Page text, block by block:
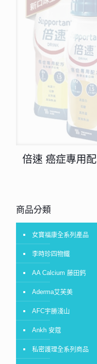
倍速 癌症專用
商品分類
女寶福康全系列產品
李時珍四物鐵
AA Calcium 藤田鈣
Aderma艾芙美
AFC宇勝淺山
Ankh 安蔻
私密護理全系列商品